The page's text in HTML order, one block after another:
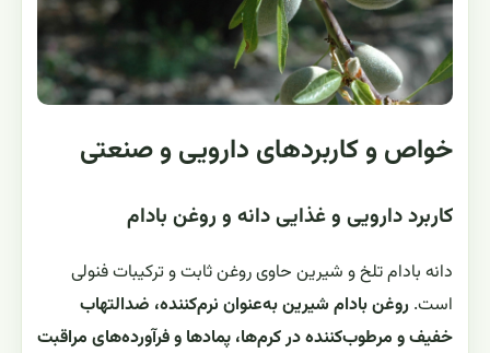
خواص و کاربردهای دارویی و صنعتی
کاربرد دارویی و غذایی دانه و روغن بادام
دانه بادام تلخ و شیرین حاوی روغن ثابت و ترکیبات فنولی
است. روغن بادام شیرین به‌عنوان نرم‌کننده، ضدالتهاب
خفیف و مرطوب‌کننده در کرم‌ها، پمادها و فرآورده‌های مراقبت